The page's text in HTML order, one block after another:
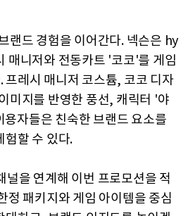
랜드 경험을 이어간다. 넥슨은 hy
매니저와 전동카트 '코코'를 게임
프레시 매니저 코스튬, 코코 디자
미지를 반영한 풍선, 캐릭터 '야
용자들은 친숙한 브랜드 요소를
험할 수 있다.
널을 연계해 이번 프로모션을 적
정 패키지와 게임 아이템을 중심